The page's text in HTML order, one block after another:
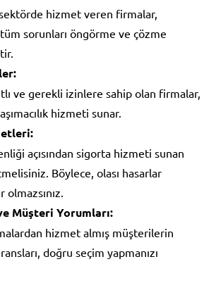
hizmet veren firmalar,
tüm sorunları öngörme ve çözme
ve gerekli izinlere sahip olan firmalar,
hizmeti sunar.
açısından sigorta hizmeti sunan
Böylece, olası hasarlar
olmazsınız.
Müşteri Yorumları:
hizmet almış müşterilerin
doğru seçim yapmanızı